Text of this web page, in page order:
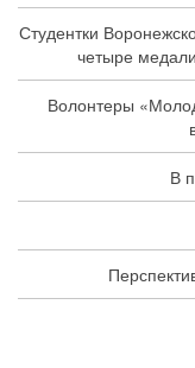
Студентки
четыре
Волонтеры
В